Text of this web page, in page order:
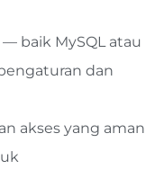
baik MySQL atau
dan
akses yang aman